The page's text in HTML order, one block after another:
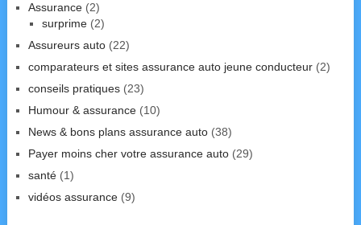
Assurance(2)
surprime(2)
Assureurs auto(22)
comparateurs et sites assurance auto jeune conducteur(2)
conseils pratiques(23)
Humour & assurance(10)
News & bons plans assurance auto(38)
Payer moins cher votre assurance auto(29)
santé(1)
vidéos assurance(9)